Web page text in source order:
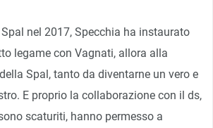
nel 2017, Specchia ha instaurato
legame con Vagnati, allora alla
Spal, tanto da diventarne un vero e
E proprio la collaborazione con il ds,
scaturiti, hanno permesso a